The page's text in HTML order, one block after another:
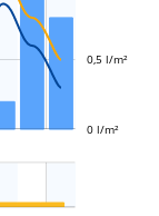
0 l/m²
0,5 l/m²